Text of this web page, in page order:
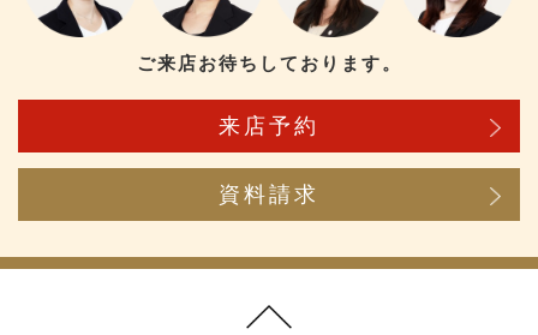
ご来店お待ちしております。
来店予約
資料請求